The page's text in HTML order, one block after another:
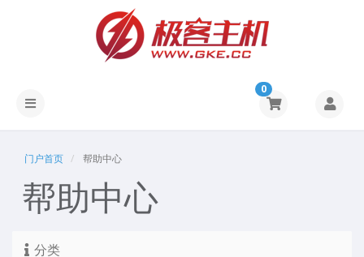
0
门户首页 帮助中心
帮助中心
分类